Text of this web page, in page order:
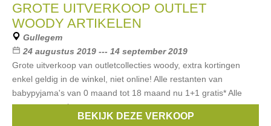
GROTE UITVERKOOP OUTLET
WOODY ARTIKELEN
Gullegem
24 augustus 2019 --- 14 september 2019
Grote uitverkoop van outletcollecties woody, extra kortingen
enkel geldig in de winkel, niet online! Alle restanten van
babypyjama's van 0 maand tot 18 maand nu 1+1 gratis* Alle
restanten van kussens,
WoodyBEKIJK DEZE VERKOOP